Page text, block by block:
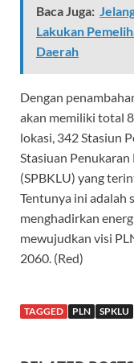
Baca Juga:
Lakukan
Daerah
Dengan
akan memiliki total
lokasi, 342 Stasiun
Stasiuan
(SPBKLU) yang
Tentunya ini adalah
menghadirkan
mewujudkan visi
2060. (Red)
TAGGED PLN SPKLU